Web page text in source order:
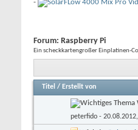
-
Forum: Raspberry Pi
Ein scheckkartengroßer Einplatinen-
Titel / Erstellt von
peterfido -